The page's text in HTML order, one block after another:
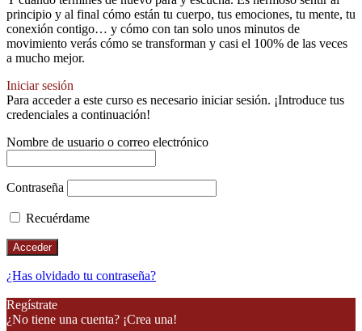
principio y al final cómo están tu cuerpo, tus emociones, tu mente, tu
conexión contigo… y cómo con tan solo unos minutos de
movimiento verás cómo se transforman y casi el 100% de las veces
a mucho mejor.
Iniciar sesión
Para acceder a este curso es necesario iniciar sesión. ¡Introduce tus
credenciales a continuación!
Nombre de usuario o correo electrónico
Contraseña
Recuérdame
¿Has olvidado tu contraseña?
Regístrate
¿No tiene una cuenta? ¡Crea una!